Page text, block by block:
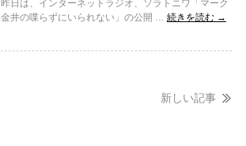
昨日は、インターネットラジオ、ソラトニワ「マーク
金井の喋らずにいられない」の公開 … 続きを読む →
新しい記事